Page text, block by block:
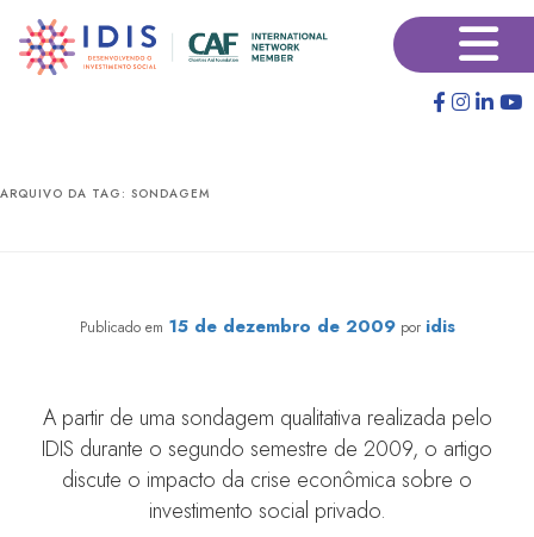
para
para
×
ARQUIVO DA TAG: SONDAGEM
Publicado em 15 de dezembro de 2009 por idis
A partir de uma sondagem qualitativa realizada pelo
IDIS durante o segundo semestre de 2009, o artigo
discute o impacto da crise econômica sobre o
investimento social privado.